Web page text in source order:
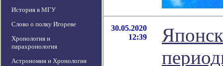
История в МГУ
Слово о полку Игореве
Хронология и
парахронология
Астрономия и Хронология
30.05.2020
12:39